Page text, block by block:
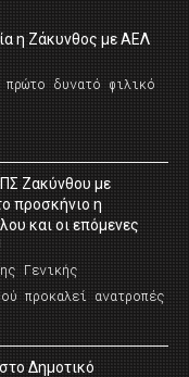
η Ζάκυνθος με ΑΕΛ
δυνατό φιλικό
Ζακύνθου με
προσκήνιο η
και οι επόμενες
Γενικής
προκαλεί ανατροπές
Δημοτικό